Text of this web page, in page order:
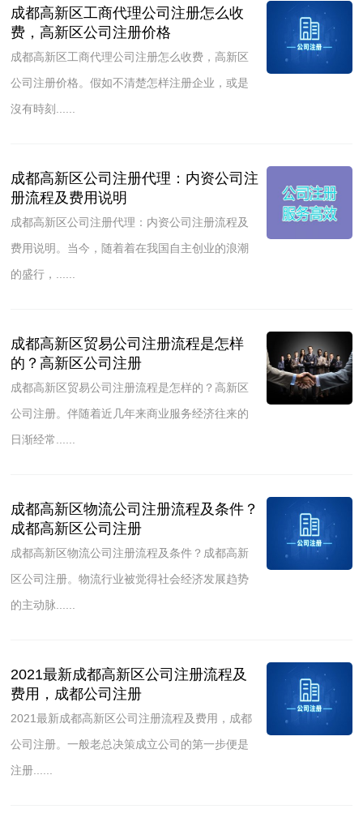
成都高新区工商代理公司注册怎么收
费，高新区公司注册价格
成都高新区工商代理公司注册怎么收费，高新区
公司注册价格。假如不清楚怎样注册企业，或是
沒有時刻......
成都高新区公司注册代理：内资公司注
册流程及费用说明
成都高新区公司注册代理：内资公司注册流程及
费用说明。当今，随着着在我国自主创业的浪潮
的盛行，......
成都高新区贸易公司注册流程是怎样
的？高新区公司注册
成都高新区贸易公司注册流程是怎样的？高新区
公司注册。伴随着近几年来商业服务经济往来的
日渐经常......
成都高新区物流公司注册流程及条件？
成都高新区公司注册
成都高新区物流公司注册流程及条件？成都高新
区公司注册。物流行业被觉得社会经济发展趋势
的主动脉......
2021最新成都高新区公司注册流程及
费用，成都公司注册
2021最新成都高新区公司注册流程及费用，成都
公司注册。一般老总决策成立公司的第一步便是
注册......